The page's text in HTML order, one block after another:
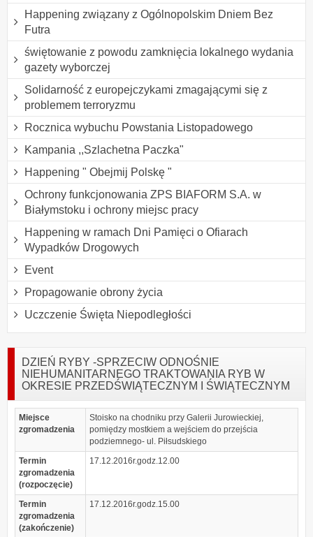
Happening związany z Ogólnopolskim Dniem Bez
Futra
świętowanie z powodu zamknięcia lokalnego wydania
gazety wyborczej
Solidarność z europejczykami zmagającymi się z
problemem terroryzmu
Rocznica wybuchu Powstania Listopadowego
Kampania ,,Szlachetna Paczka"
Happening " Obejmij Polskę "
Ochrony funkcjonowania ZPS BIAFORM S.A. w
Białymstoku i ochrony miejsc pracy
Happening w ramach Dni Pamięci o Ofiarach
Wypadków Drogowych
Event
Propagowanie obrony życia
Uczczenie Święta Niepodległości
DZIEŃ RYBY -SPRZECIW ODNOŚNIE
NIEHUMANITARNEGO TRAKTOWANIA RYB W
OKRESIE PRZEDŚWIĄTECZNYM I ŚWIĄTECZNYM
Miejsce
zgromadzenia
Stoisko na chodniku przy Galerii Jurowieckiej,
pomiędzy mostkiem a wejściem do przejścia
podziemnego- ul. Piłsudskiego
Termin
zgromadzenia
(rozpoczęcie)
17.12.2016r.godz.12.00
Termin
zgromadzenia
(zakończenie)
17.12.2016r.godz.15.00